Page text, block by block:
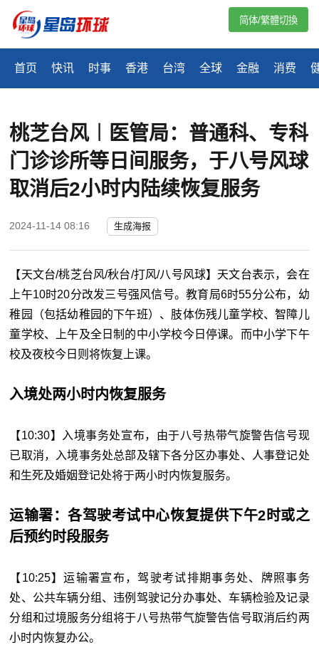
首页 快讯 时事 香港 台湾 全球 金融 消费
简体/繁體切換
桃芝台风︱医管局：普通科、专科
门诊诊所等日间服务，于八号风球
取消后2小时内陆续恢复服务
2024-11-14 08:16 生成海报
【天文台/桃芝台风/秋台/打风/八号风球】天文台表示，会在
上午10时20分改发三号强风信号。教育局6时55分公布，幼
稚园（包括幼稚园的下午班）、肢体伤残儿童学校、智障儿
童学校、上午及全日制的中小学校今日停课。而中小学下午
校及夜校今日则将恢复上课。
入境处两小时内恢复服务
【10:30】入境事务处宣布，由于八号热带气旋警告信号现
已取消，入境事务处总部及辖下各分区办事处、人事登记处
和生死及婚姻登记处将于两小时内恢复服务。
运输署：各驾驶考试中心恢复提供下午2时或之
后预约时段服务
【10:25】运输署宣布，驾驶考试排期事务处、牌照事务
处、公共车辆分组、违例驾驶记分办事处、车辆检验及记录
分组和过境服务分组将于八号热带气旋警告信号取消后约两
小时内恢复办公。